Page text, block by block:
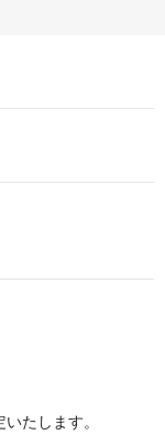
たします。